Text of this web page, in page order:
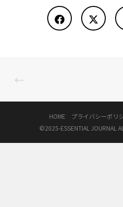
HOME プライバシーポリ
©2025-ESSENTIAL JOURNAL